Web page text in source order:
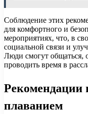
Соблюдение этих
для комфортного и
мероприятиях, что, в
социальной связи и
Люди смогут общаться,
проводить время в
Рекомендации
плаванием